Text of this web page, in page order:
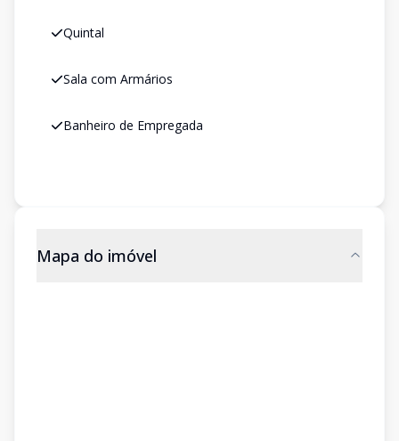
Quintal
Sala com Armários
Banheiro de Empregada
Mapa do imóvel